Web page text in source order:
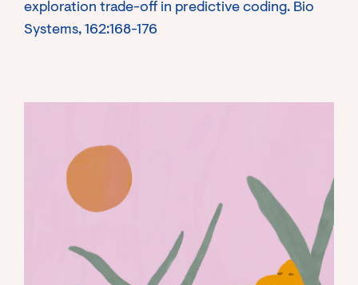
exploration trade-off in predictive coding. Bio
Systems, 162:168-176